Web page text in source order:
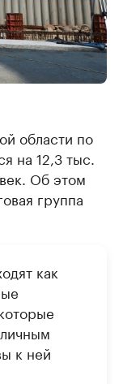
области по
на 12,3 тыс.
Об этом
группа
как
к ней